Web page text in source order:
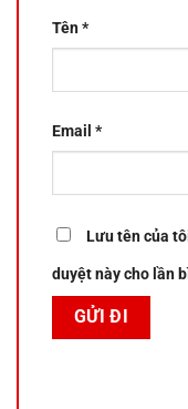
Tên*
Email *
Lưu tên của
duyệt này cho lần